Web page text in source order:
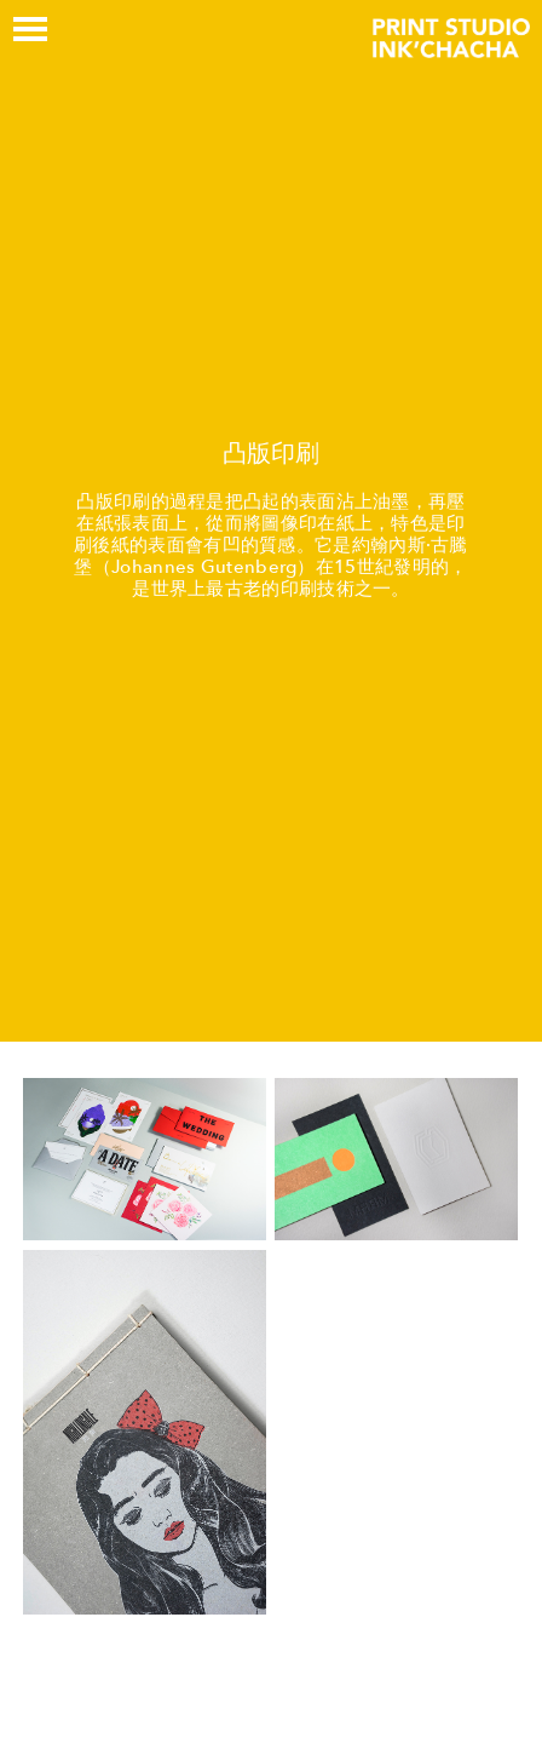
凸版印刷
凸版印刷的過程是把凸起的表面沾上油墨，再壓
在紙張表面上，從而將圖像印在紙上，特色是印
刷後紙的表面會有凹的質感。它是約翰內斯·古騰
堡（Johannes Gutenberg）在15世紀發明的，
是世界上最古老的印刷技術之一。